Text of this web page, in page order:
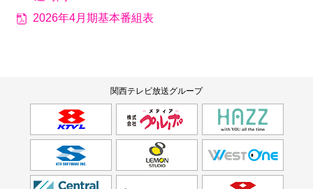
2026年4月期基本番組表
関西テレビ放送グループ